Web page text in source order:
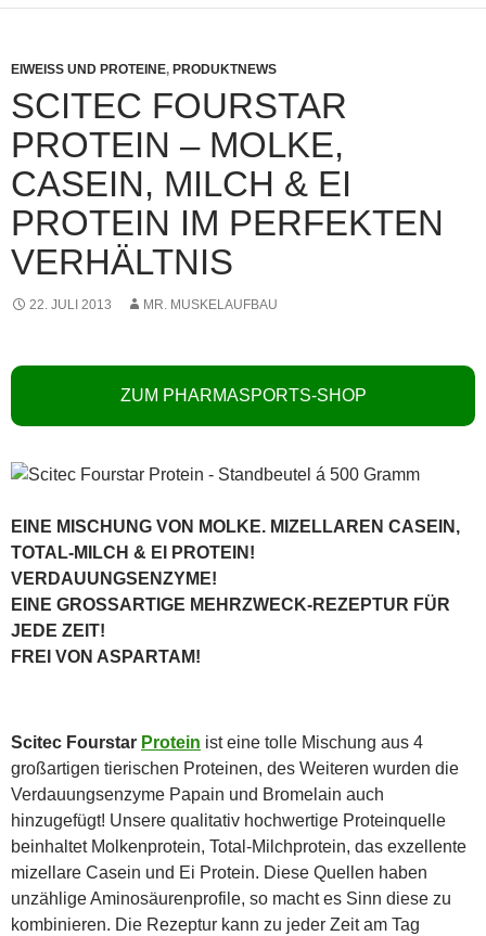
EIWEISS UND PROTEINE, PRODUKTNEWS
SCITEC FOURSTAR
PROTEIN – MOLKE,
CASEIN, MILCH & EI
PROTEIN IM PERFEKTEN
VERHÄLTNIS
22. JULI 2013 MR. MUSKELAUFBAU
ZUM PHARMASPORTS-SHOP
EINE MISCHUNG VON MOLKE. MIZELLAREN CASEIN,
TOTAL-MILCH & EI PROTEIN!
VERDAUUNGSENZYME!
EINE GROSSARTIGE MEHRZWECK-REZEPTUR FÜR
JEDE ZEIT!
FREI VON ASPARTAM!
Scitec Fourstar Protein ist eine tolle Mischung aus 4
großartigen tierischen Proteinen, des Weiteren wurden die
Verdauungsenzyme Papain und Bromelain auch
hinzugefügt! Unsere qualitativ hochwertige Proteinquelle
beinhaltet Molkenprotein, Total-Milchprotein, das exzellente
mizellare Casein und Ei Protein. Diese Quellen haben
unzählige Aminosäurenprofile, so macht es Sinn diese zu
kombinieren. Die Rezeptur kann zu jeder Zeit am Tag